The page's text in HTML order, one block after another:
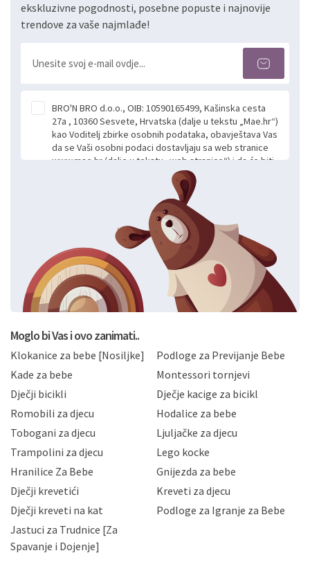
ekskluzivne pogodnosti, posebne popuste i najnovije
trendove za vaše najmlađe!
BRO'N BRO d.o.o., OIB: 10590165499, Kašinska cesta
27a , 10360 Sesvete, Hrvatska (dalje u tekstu „Mae.hr“)
kao Voditelj zbirke osobnih podataka, obavještava Vas
da se Vaši osobni podaci dostavljaju sa web stranice
www.mae.hr (dalje u tekstu „web stranice“) i da će biti
obrađeni. Prihvaćanjem ove Izjave smatra se da
slobodno i izričito dajete privolu za prikupljanje i daljnju
obradu Vaših osobnih podataka koje ustupate Mae.hr
putem ovih web stranica u svrhu odgovora i daljnje
komunikacije na Vaš upit poslan kroz kontakt obrazac.
Radi se o dobrovoljnom davanju podataka te ovu
Izjavu niste dužni prihvatiti odnosno niste dužni unositi
svoje osobne podatke u jednu od prijavnih
formi/obrazaca dostupnih na ovim web stranicama.
BRO'N BRO d.o.o. će s Vašim osobnim podacima
postupati sukladno Općoj uredbi o zaštiti podataka
privatnosti i kolačića koju možete pročitati ovdje i
Hrvatske, a uvijek uz primjenu odgovarajućih tehničkih i
sigurnosnih mjera zaštite osobnih podataka od
neovlaštenog pristupa, zlouporabe, otkrivanja,
gubitka ili uništenja. Mae.hr štiti privatnost svojih
korisnika i posjetitelja web stranica, čuva povjerljivost
Vaših osobnih podataka te omogućava pristup i
priopćavanje osobnih podataka samo onim svojim
zaposlenicima kojima su isti potrebni radi provedbe
slučajevima koji su dozvoljeni zakonima. Napominjemo
da možete u svako doba, u potpunosti ili djelomice,
zatražiti prestanak aktivnosti obrade Vaših osobnih
podataka. Opoziv privole možete podnijeti poštom na
gore navedenu adresu ili e-mailom na adresu:
Moglo bi Vas i ovo zanimati..
Klokanice za bebe [Nosiljke]
Podloge za Previjanje Bebe
Kade za bebe
Montessori tornjevi
Dječji bicikli
Dječje kacige za bicikl
Romobili za djecu
Hodalice za bebe
Tobogani za djecu
Ljuljačke za djecu
Trampolini za djecu
Lego kocke
Hranilice Za Bebe
Gnijezda za bebe
Dječji krevetići
Kreveti za djecu
Dječji kreveti na kat
Podloge za Igranje za Bebe
Jastuci za Trudnice [Za
Spavanje i Dojenje]